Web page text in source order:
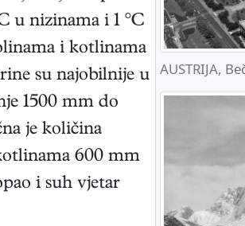
AUSTRIJA,
u nizinama i 1 °C
i kotlinama
su najobilnije u
1500 mm do
je količina
600 mm
i suh vjetar